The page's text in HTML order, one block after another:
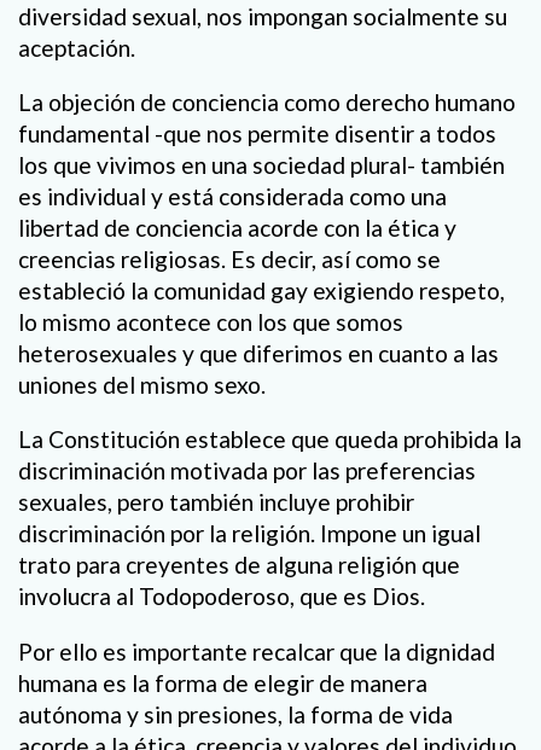
diversidad sexual, nos impongan socialmente su
aceptación.
La objeción de conciencia como derecho humano
fundamental -que nos permite disentir a todos
los que vivimos en una sociedad plural- también
es individual y está considerada como una
libertad de conciencia acorde con la ética y
creencias religiosas. Es decir, así como se
estableció la comunidad gay exigiendo respeto,
lo mismo acontece con los que somos
heterosexuales y que diferimos en cuanto a las
uniones del mismo sexo.
La Constitución establece que queda prohibida la
discriminación motivada por las preferencias
sexuales, pero también incluye prohibir
discriminación por la religión. Impone un igual
trato para creyentes de alguna religión que
involucra al Todopoderoso, que es Dios.
Por ello es importante recalcar que la dignidad
humana es la forma de elegir de manera
autónoma y sin presiones, la forma de vida